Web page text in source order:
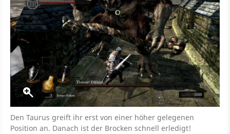
Den Taurus greift ihr erst von einer höher gelegenen
Position an. Danach ist der Brocken schnell erledigt!